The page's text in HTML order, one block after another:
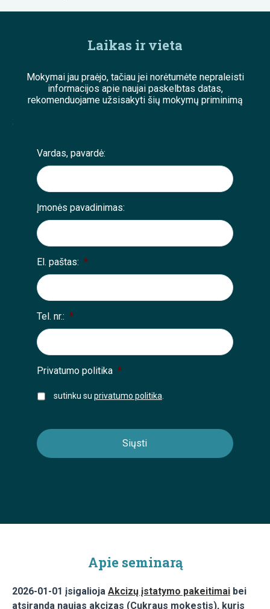
Laikas ir vieta
Mokymai jau praėjo, tačiau jei norėtumėte nepraleisti
informacijos apie naujai paskelbtas datas,
rekomenduojame užsisakyti šių mokymų priminimą
;
Vardas, pavardė:
Įmonės pavadinimas:
El. paštas: *
Tel. nr.: *
Privatumo politika *
sutinku su privatumo politika
Apie seminarą
2026-01-01 įsigalioja Akcizų įstatymo pakeitimai bei
atsiranda naujas akcizas (Cukraus mokestis), kuris